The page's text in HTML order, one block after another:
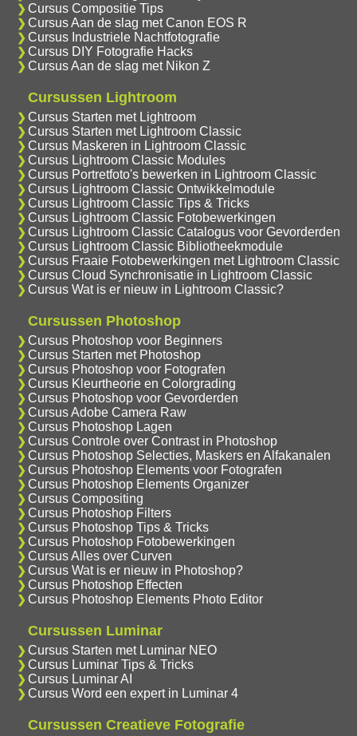
Cursus Compositie Tips
Cursus Aan de slag met Canon EOS R
Cursus Industriele Nachtfotografie
Cursus DIY Fotografie Hacks
Cursus Aan de slag met Nikon Z
Cursussen Lightroom
Cursus Starten met Lightroom
Cursus Starten met Lightroom Classic
Cursus Maskeren in Lightroom Classic
Cursus Lightroom Classic Modules
Cursus Portretfoto's bewerken in Lightroom Classic
Cursus Lightroom Classic Ontwikkelmodule
Cursus Lightroom Classic Tips & Tricks
Cursus Lightroom Classic Fotobewerkingen
Cursus Lightroom Classic Catalogus voor Gevorderden
Cursus Lightroom Classic Bibliotheekmodule
Cursus Fraaie Fotobewerkingen met Lightroom Classic
Cursus Cloud Synchronisatie in Lightroom Classic
Cursus Wat is er nieuw in Lightroom Classic?
Cursussen Photoshop
Cursus Photoshop voor Beginners
Cursus Starten met Photoshop
Cursus Photoshop voor Fotografen
Cursus Kleurtheorie en Colorgrading
Cursus Photoshop voor Gevorderden
Cursus Adobe Camera Raw
Cursus Photoshop Lagen
Cursus Controle over Contrast in Photoshop
Cursus Photoshop Selecties, Maskers en Alfakanalen
Cursus Photoshop Elements voor Fotografen
Cursus Photoshop Elements Organizer
Cursus Compositing
Cursus Photoshop Filters
Cursus Photoshop Tips & Tricks
Cursus Photoshop Fotobewerkingen
Cursus Alles over Curven
Cursus Wat is er nieuw in Photoshop?
Cursus Photoshop Effecten
Cursus Photoshop Elements Photo Editor
Cursussen Luminar
Cursus Starten met Luminar NEO
Cursus Luminar Tips & Tricks
Cursus Luminar AI
Cursus Word een expert in Luminar 4
Cursussen Creatieve Fotografie